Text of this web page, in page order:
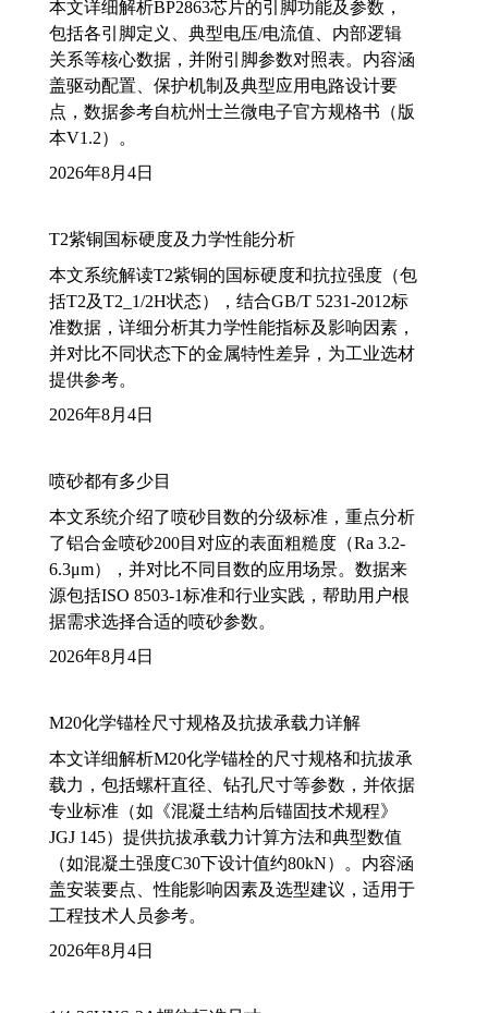
本文详细解析BP2863芯片的引脚功能及参数，
包括各引脚定义、典型电压/电流值、内部逻辑
关系等核心数据，并附引脚参数对照表。内容涵
盖驱动配置、保护机制及典型应用电路设计要
点，数据参考自杭州士兰微电子官方规格书（版
本V1.2）。
2026年8月4日
T2紫铜国标硬度及力学性能分析
本文系统解读T2紫铜的国标硬度和抗拉强度（包
括T2及T2_1/2H状态），结合GB/T 5231-2012标
准数据，详细分析其力学性能指标及影响因素，
并对比不同状态下的金属特性差异，为工业选材
提供参考。
2026年8月4日
喷砂都有多少目
本文系统介绍了喷砂目数的分级标准，重点分析
了铝合金喷砂200目对应的表面粗糙度（Ra 3.2-
6.3μm），并对比不同目数的应用场景。数据来
源包括ISO 8503-1标准和行业实践，帮助用户根
据需求选择合适的喷砂参数。
2026年8月4日
M20化学锚栓尺寸规格及抗拔承载力详解
本文详细解析M20化学锚栓的尺寸规格和抗拔承
载力，包括螺杆直径、钻孔尺寸等参数，并依据
专业标准（如《混凝土结构后锚固技术规程》
JGJ 145）提供抗拔承载力计算方法和典型数值
（如混凝土强度C30下设计值约80kN）。内容涵
盖安装要点、性能影响因素及选型建议，适用于
工程技术人员参考。
2026年8月4日